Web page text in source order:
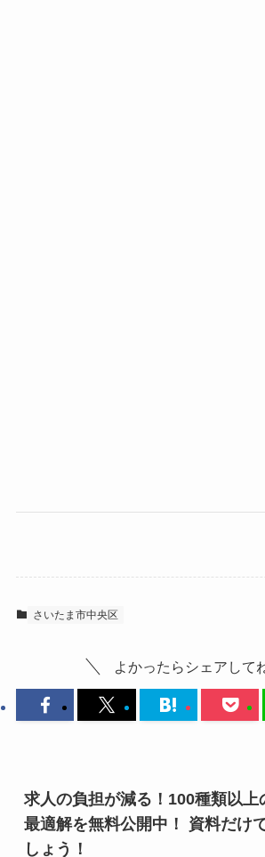
さいたま市中央区
よかったらシェアして
求人の負担が減る！100種類以上
最適解を無料公開中！ 資料だけ
しょう！